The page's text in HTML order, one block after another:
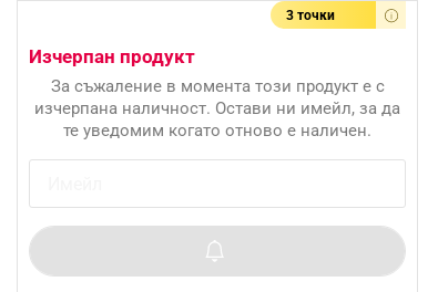
3 точки
Изчерпан продукт
За съжаление в момента този продукт е с
изчерпана наличност. Остави ни имейл, за да
те уведомим когато отново е наличен.